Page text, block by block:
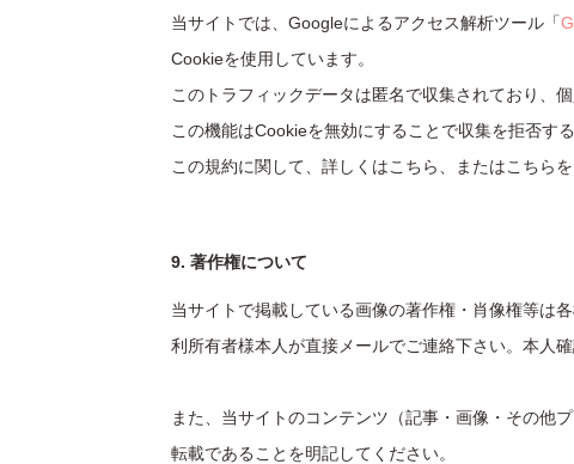
当サイトでは、Googleによるアクセス解析ツール「
Cookieを使用しています。
このトラフィックデータは匿名で収集されており、
この機能はCookieを無効にすることで収集を拒否す
この規約に関して、詳しくはこちら、またはこちら
9. 著作権について
当サイトで掲載している画像の著作権・肖像権等は
利所有者様本人が直接メールでご連絡下さい。本人確
また、当サイトのコンテンツ（記事・画像・その他
転載であることを明記してください。